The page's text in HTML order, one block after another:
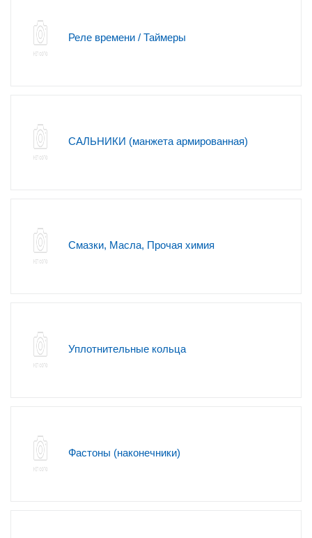
Реле времени / Таймеры
САЛЬНИКИ (манжета армированная)
Смазки, Масла, Прочая химия
Уплотнительные кольца
Фастоны (наконечники)